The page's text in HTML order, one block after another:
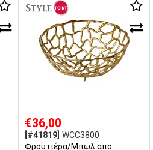
€36,00
[#41819] WCC3800
Φρουτιέρα/Μπωλ απο